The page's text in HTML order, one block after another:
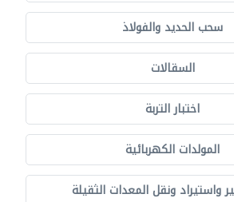
سحب الحديد والفولاذ
السقالات
اختبار التربة
المولدات الكهربائية
واستيراد ونقل المعدات الثقيلة